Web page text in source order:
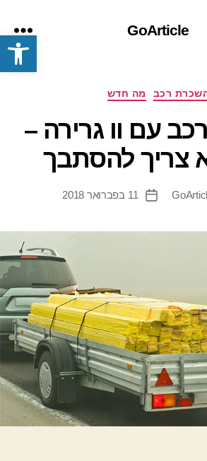
פתח סרגל נגישות GoArticle
תפריט
קטגוריותרכב מה חדש
עם וו גרירה –
צריך להסתבך
תאריך
11 בפברואר 2018